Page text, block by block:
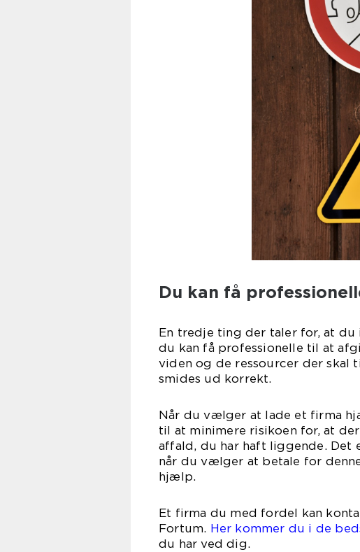
Du kan få
En tredje ting der taler for, at du
du kan få professionelle til at
viden og de ressourcer der skal
smides ud korrekt.
Når du vælger at lade et firma
til at minimere risikoen for, at
affald, du har haft liggende. Det
når du vælger at betale for
Et firma du med fordel kan
Fortum. Her kommer du i de
du har ved dig.